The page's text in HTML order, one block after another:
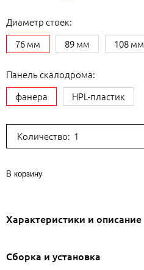
Диаметр стоек:
76 мм
89 мм 108 мм
Панель скалодрома:
фанера
HPL-пластик
Количество:
В корзину
Характеристики и описание
Сборка и установка